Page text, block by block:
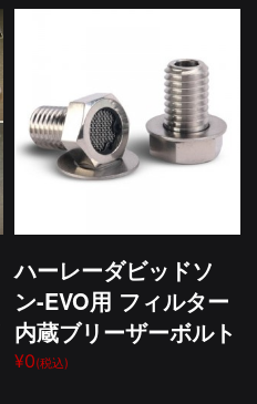
ハーレーダビッドソ
ン-EVO用 フィルター
内蔵ブリーザーボルト
¥0(税込)